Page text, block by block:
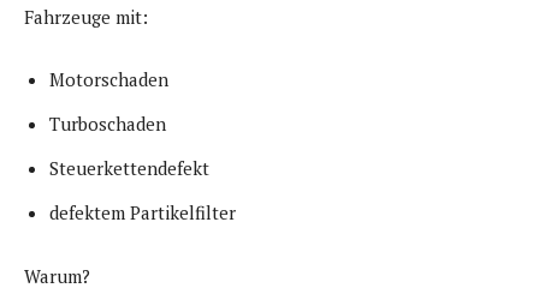
Fahrzeuge mit:
Motorschaden
Turboschaden
Steuerkettendefekt
defektem Partikelfilter
Warum?